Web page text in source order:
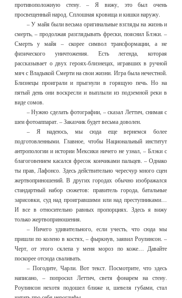
противоположную стену. – Я вижу, это был очень
просвещенный народ. Сплошная кровища и кишки наружу.
– У майя были весьма оригинальные взгляды на жизнь и
смерть, – продолжая разглядывать фрески, пояснил Блэки. –
Смерть у майя – скорее символ трансформации, а не
физического уничтожения. Есть легенда, которая
рассказывает о двух героях-близнецах, игравших в ручной
мяч с Владыкой Смерти на свои жизни. Игра была нечестной.
Близнецы проиграли и прыгнули в горящую печь. Но на
пятый день они воскресли и выплыли из подземной реки в
виде сомов.
– Нужно сделать фотографии, – сказал Леттич, снимая с
шеи фотоаппарат. – Заказчик будет весьма доволен.
– Я надеюсь, мы сюда еще вернемся более
подготовленными. Главное, чтобы Национальный институт
антропологии и истории Мексики ничего не узнал, – Блэки с
благоговением касался фресок кончиками пальцев. – Однако
ты прав, Лафонсо. Здесь действительно чересчур много сцен
жертвоприношений. В других городах обычно изображался
стандартный набор сюжетов: правитель города, батальные
зарисовки, суд над проигравшими или над преступниками…
И все в относительно равных пропорциях. Здесь я вижу
только жертвоприношения.
– Ничего удивительного, если учесть, что сюда мы
пришли по колено в костях, – фыркнув, заявил Роулинсон. –
Черт, от этого склепа у меня мороз по коже… Давайте
поскорее отсюда сваливать.
– Погодите, Чарли. Вот текст. Посмотрите, что здесь
написано, – попросил Леттич, светя фонарем на стену.
Роулинсон нехотя подошел ближе и, шевеля губами, стал